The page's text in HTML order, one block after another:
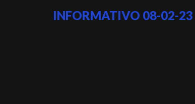
INFORMATIVO 08-02-23